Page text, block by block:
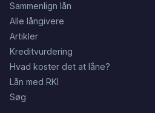
Sammenlign lån
Alle långivere
Artikler
Kreditvurdering
Hvad koster det at låne?
Lån med RKI
Søg